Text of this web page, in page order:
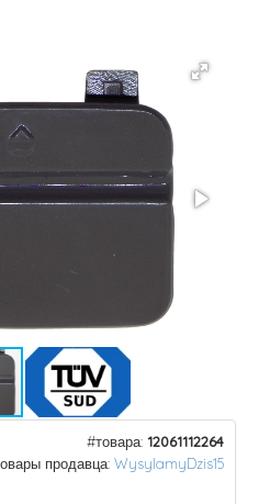
#товара: 12061112264
продавца: WysylamyDzis15